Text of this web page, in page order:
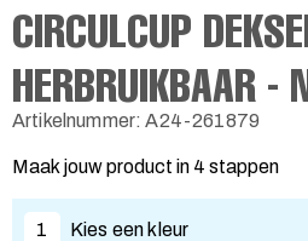
CIRCULCUP
HERBRUIKBAAR -
Artikelnummer: A24-261879
Maak jouw product in 4 stappen
1 Kies een kleur